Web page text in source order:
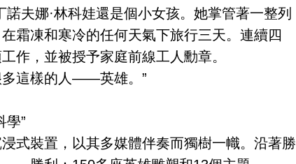
夫娜·林科娃還是個小女孩。她掌管著一整列
霜凍和寒冷的任何天氣下旅行三天。連續四
作，並被授予家庭前線工人勳章。
多這樣的人——英雄。”
學”
式裝置，以其多媒體伴奏而獨樹一幟。沿著勝